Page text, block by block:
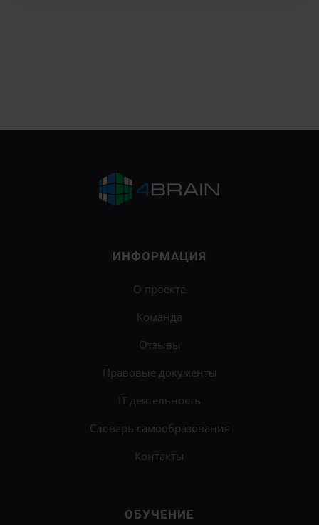
ИНФОРМАЦИЯ
О проекте
Команда
Отзывы
Правовые документы
IT деятельность
Словарь самообразования
Контакты
ОБУЧЕНИЕ